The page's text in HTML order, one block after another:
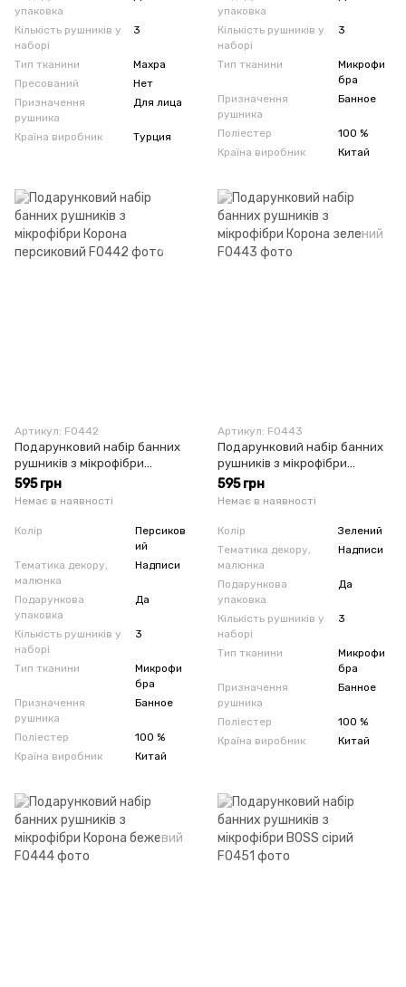
упаковка
Кількість рушників у
наборі
3
Тип тканини
Махра
Пресований
Нет
Призначення
рушника
Для лица
Країна виробник Турция
упаковка
Кількість рушників у
наборі
3
Тип тканини
Микрофи
бра
Призначення
рушника
Банное
Поліестер
100 %
Країна виробник
Китай
Артикул: F0442
Подарунковий набір банних
рушників з мікрофібри
Корона персиковий
595 грн
Немає в наявності
Колір
Персиков
ий
Тематика декору,
малюнка
Надписи
Подарункова
упаковка
Да
Кількість рушників у
наборі
3
Тип тканини
Микрофи
бра
Призначення
рушника
Банное
Поліестер
100 %
Країна виробник
Китай
Артикул: F0443
Подарунковий набір банних
рушників з мікрофібри
Корона зелений
595 грн
Немає в наявності
Колір
Зелений
Тематика декору,
малюнка
Надписи
Подарункова
упаковка
Да
Кількість рушників у
наборі
3
Тип тканини
Микрофи
бра
Призначення
рушника
Банное
Поліестер
100 %
Країна виробник
Китай